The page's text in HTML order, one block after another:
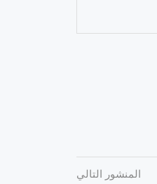
المنشور التالي